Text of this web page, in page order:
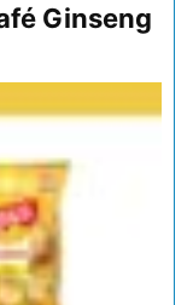
Ginseng